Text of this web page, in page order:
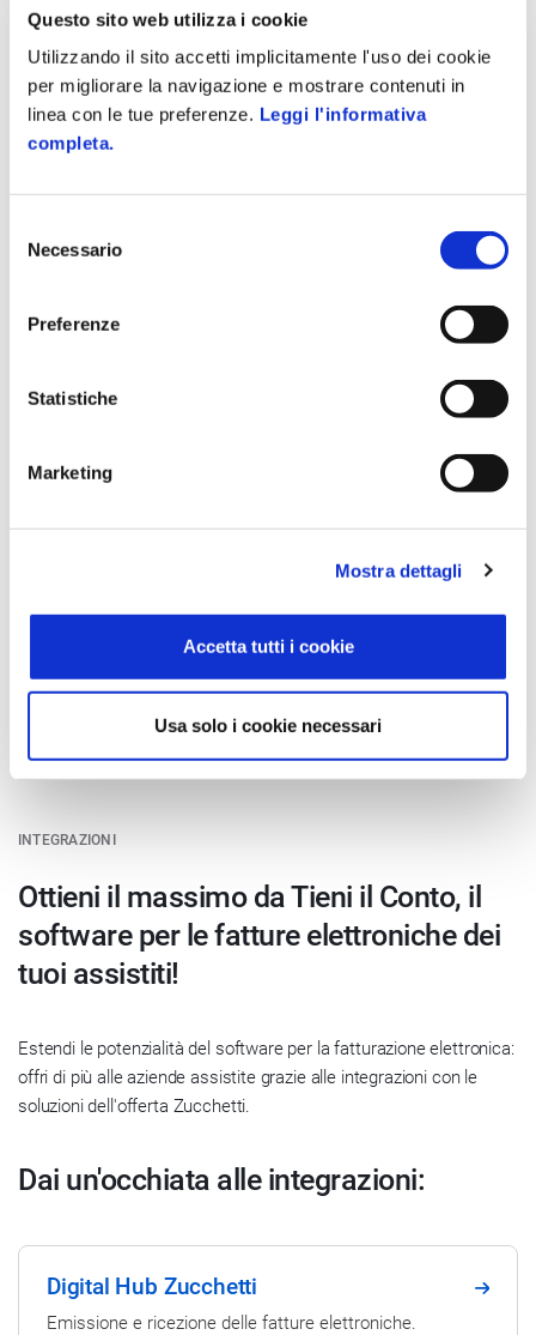
Questo sito web utilizza i cookie
Utilizzando il sito accetti implicitamente l'uso dei cookie
per migliorare la navigazione e mostrare contenuti in
linea con le tue preferenze. Leggi l'informativa
completa.
delNecessario
Preferenze
Statistiche
Marketing
Mostra dettagli
Accetta tutti i cookie
Usa solo i cookie necessari
INTEGRAZIONI
Ottieni il massimo da Tieni il Conto, il
software per le fatture elettroniche dei
tuoi assistiti!
Estendi le potenzialità del software per la fatturazione elettronica:
offri di più alle aziende assistite grazie alle integrazioni con le
soluzioni dell'offerta Zucchetti.
Dai un'occhiata alle integrazioni:
Digital Hub Zucchetti
Emissione e ricezione delle fatture elettroniche.